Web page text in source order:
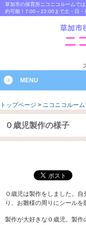
草加市の保育所ニコニコルームで
約可能！7:00～22:00まで土・日・
MENU
トップページ > ニコニコルー
０歳児製作の様子
０歳児は製作をしました。
り、お雛様の周りにシールを
製作が大好きな０歳児。製